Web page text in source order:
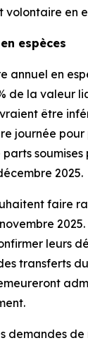
en
espèces
en
de la valeur
être
journée
2025.
faire
leurs
transferts
demandes